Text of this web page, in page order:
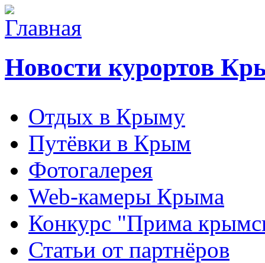
Новости курортов
Отдых в Крыму
Путёвки в Крым
Фотогалерея
Web-камеры Крыма
Конкурс "Прима
Статьи от партнёров